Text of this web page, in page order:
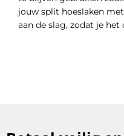
jouw split hoeslaken
aan de slag, zodat je het